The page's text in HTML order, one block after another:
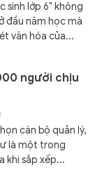
sinh lớp 6" không
đầu năm học mà
văn hóa của...
người chịu
cán bộ quản lý,
là một trong
khi sắp xếp...